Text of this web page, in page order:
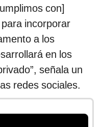
con]
incorporar
a los
en los
señala un
redes sociales.